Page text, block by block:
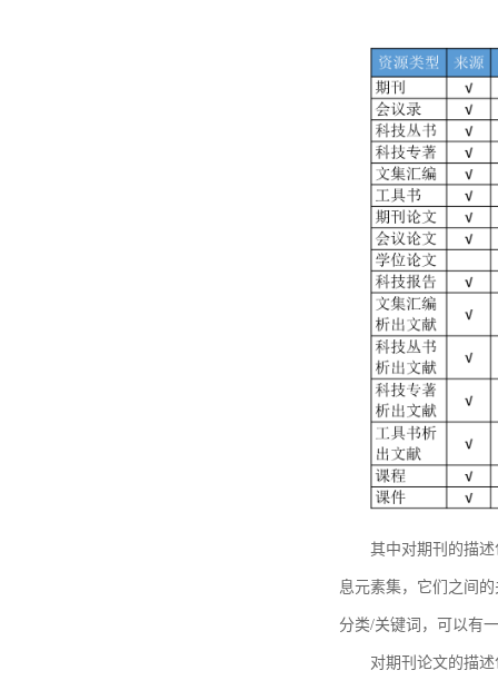
其中对期刊的描
息元素集，它们之间
分类/关键词，可以有
对期刊论文的描